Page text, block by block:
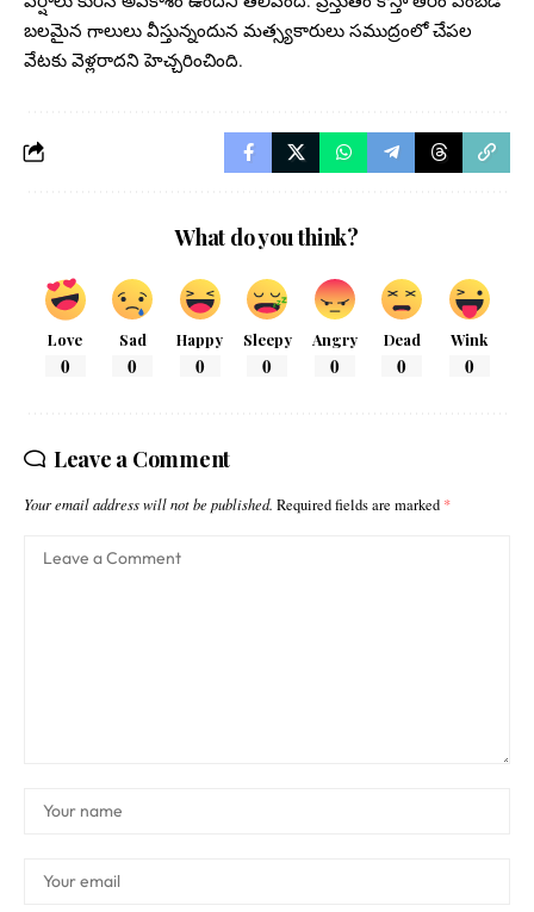
బలమైన గాలులు వీస్తున్నందున మత్స్యకారులు సముద్రంలో చేపల
వేటకు వెళ్లరాదని హెచ్చరించింది.
What do you think?
Love
0
Sad
0
Happy
0
Sleepy
0
Angry
0
Dead
0
Wink
0
Leave a Comment
Your email address will not be published. Required fields are marked *